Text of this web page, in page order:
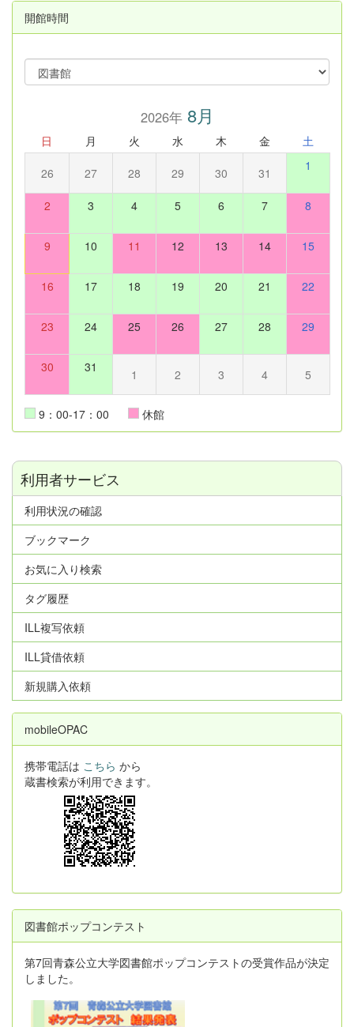
開館時間
2026年8月
日 月 火 水 木 金 土
26 27 28 29 30 31 1
2 3 4 5 6 7 8
9 10 11 12 13 14 15
16 17 18 19 20 21 22
23 24 25 26 27 28 29
30 31 1 2 3 4 5
9：00-17：00 休館
利用者サービス
利用状況の確認
ブックマーク
お気に入り検索
タグ履歴
ILL複写依頼
ILL貸借依頼
新規購入依頼
mobileOPAC
携帯電話は こちら から
蔵書検索が利用できます。
図書館ポップコンテスト
第7回青森公立大学図書館ポップコンテストの受賞作品が決定
しました。